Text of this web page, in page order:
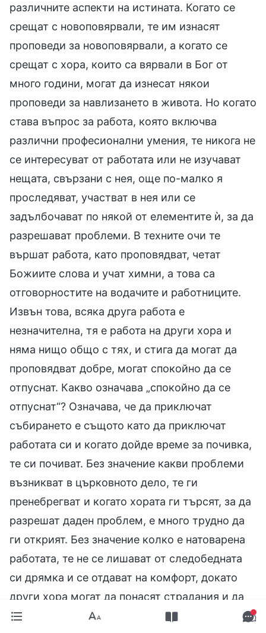
различните аспекти на истината. Когато се
срещат с новоповярвали, те им изнасят
проповеди за новоповярвали, а когато се
срещат с хора, които са вярвали в Бог от
много години, могат да изнесат някои
проповеди за навлизането в живота. Но когато
става въпрос за работа, която включва
различни професионални умения, те никога не
се интересуват от работата или не изучават
нещата, свързани с нея, още по-малко я
проследяват, участват в нея или се
задълбочават по някой от елементите ѝ, за да
разрешават проблеми. В техните очи те
вършат работа, като проповядват, четат
Божиите слова и учат химни, а това са
отговорностите на водачите и работниците.
Извън това, всяка друга работа е
незначителна, тя е работа на други хора и
няма нищо общо с тях, и стига да могат да
проповядват добре, могат спокойно да се
отпуснат. Какво означава „спокойно да се
отпуснат“? Означава, че да приключат
събирането е същото като да приключат
работата си и когато дойде време за почивка,
те си почиват. Без значение какви проблеми
възникват в църковното дело, те ги
пренебрегват и когато хората ги търсят, за да
разрешат даден проблем, е много трудно да
ги открият. Без значение колко е натоварена
работата, те не се лишават от следобедната
си дрямка и се отдават на комфорт, докато
други хора могат да понасят страдания и да
плащат цена. Те си мислят: „Приключих с